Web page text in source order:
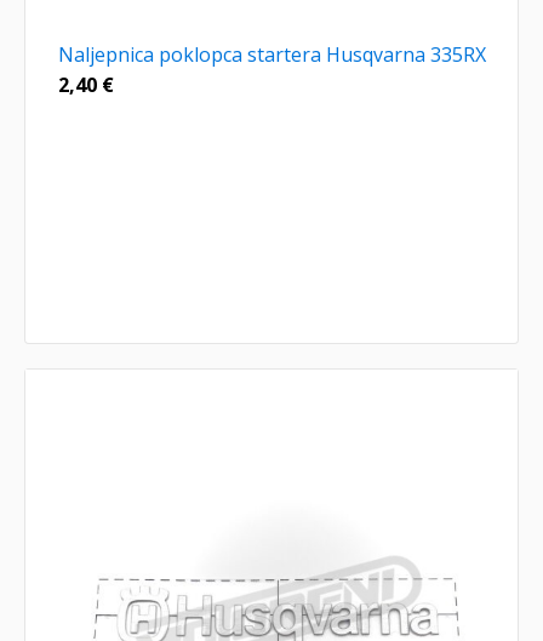
Naljepnica poklopca startera Husqvarna 335RX
2,40 €